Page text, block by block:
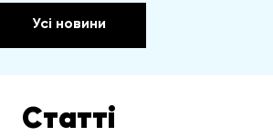
Усі новини
Статті